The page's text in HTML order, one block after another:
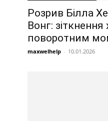
Розрив Білла
Вонг: зіткнення
поворотним
maxwelhelp - 10.01.2026